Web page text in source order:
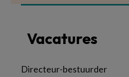
Vacatures
Directeur-bestuurder